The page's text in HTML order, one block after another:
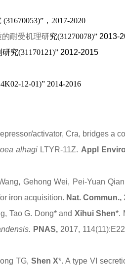
(31670053)”， 2017-2020
耐受机理研究(31270078)” 2013-
研究(31170121)” 2012-2015
12-01)” 2014-2016
activator, Cra, bridges a
alhagi LTYR-11Z. Appl
Gehong Wei, Pei-Yuan
iron acquisition. Nat. Commun.,
Tao G. Dong* and Xihui Shen*.
PNAS, 2017,
TG, Shen X*. A type VI